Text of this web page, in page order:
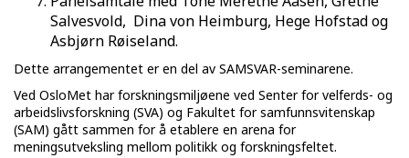
Salvesvold, Dina von Heimburg, Hege Hofstad og
Asbjørn Røiseland.
Dette arrangementet er en del av SAMSVAR-seminarene.
Ved OsloMet har forskningsmiljøene ved Senter for velferds- og
arbeidslivsforskning (SVA) og Fakultet for samfunnsvitenskap
(SAM) gått sammen for å etablere en arena for
meningsutveksling mellom politikk og forskningsfeltet.